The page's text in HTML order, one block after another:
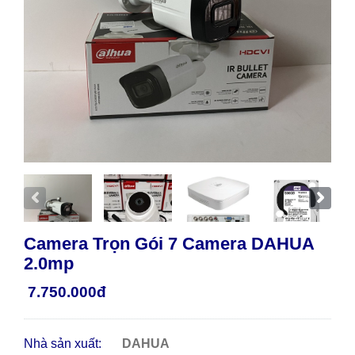
Camera Trọn Gói 7 Camera DAHUA
2.0mp
7.750.000đ
Nhà sản xuất: DAHUA